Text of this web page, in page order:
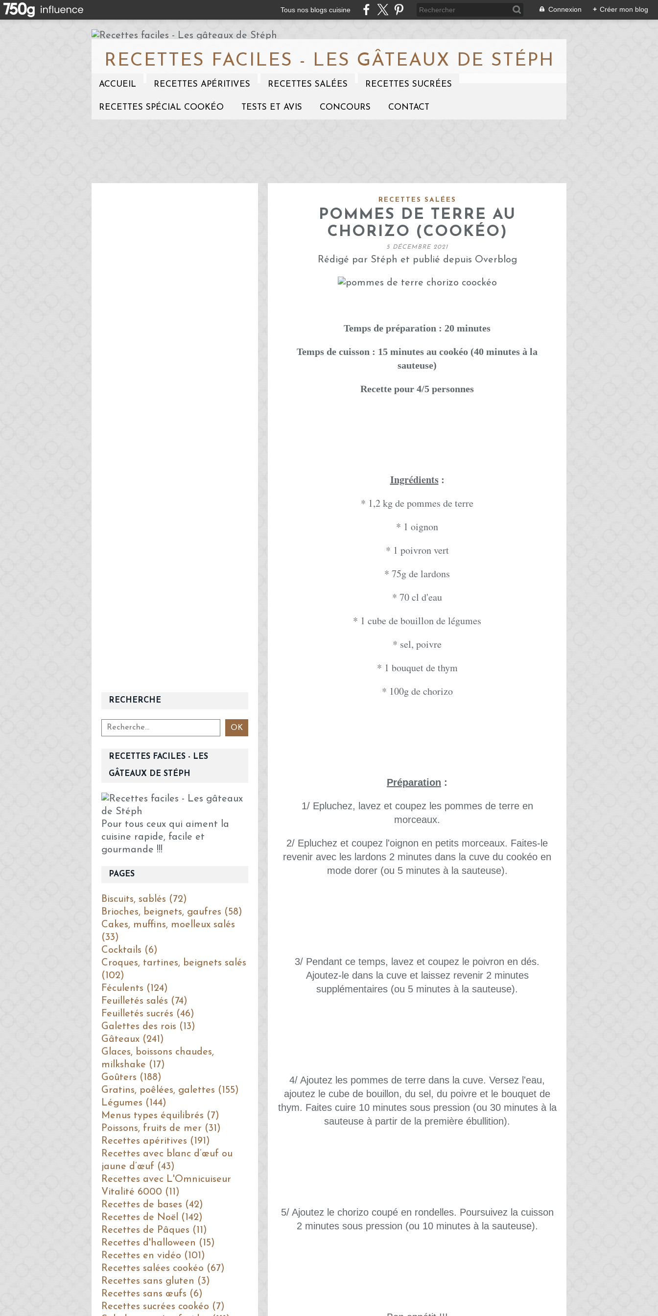
Tous nos blogs cuisine Connexion + Créer mon blog
RECETTES FACILES - LES GÂTEAUX DE STÉPH
ACCUEIL RECETTES APÉRITIVES RECETTES SALÉES RECETTES SUCRÉES
RECETTES SPÉCIAL COOKÉO TESTS ET AVIS CONCOURS CONTACT
RECETTES SALÉES
POMMES DE TERRE AU
CHORIZO (COOKÉO)
5 DÉCEMBRE 2021
Rédigé par Stéph et publié depuis Overblog
Temps de préparation : 20 minutes
Temps de cuisson : 15 minutes au cookéo (40 minutes à la
sauteuse)
Recette pour 4/5 personnes
Ingrédients:
* 1,2 kg de pommes de terre
* 1 oignon
* 1 poivron vert
* 75g de lardons
* 70 cl d'eau
* 1 cube de bouillon de légumes
* sel, poivre
* 1 bouquet de thym
* 100g de chorizo
Préparation :
1/ Epluchez, lavez et coupez les pommes de terre en
morceaux.
2/ Epluchez et coupez l'oignon en petits morceaux. Faites-le
revenir avec les lardons 2 minutes dans la cuve du cookéo en
mode dorer (ou 5 minutes à la sauteuse).
3/ Pendant ce temps, lavez et coupez le poivron en dés.
Ajoutez-le dans la cuve et laissez revenir 2 minutes
supplémentaires (ou 5 minutes à la sauteuse).
4/ Ajoutez les pommes de terre dans la cuve. Versez l'eau,
ajoutez le cube de bouillon, du sel, du poivre et le bouquet de
thym. Faites cuire 10 minutes sous pression (ou 30 minutes à la
sauteuse à partir de la première ébullition).
5/ Ajoutez le chorizo coupé en rondelles. Poursuivez la cuisson
2 minutes sous pression (ou 10 minutes à la sauteuse).
RECHERCHE
RECETTES FACILES - LES
GÂTEAUX DE STÉPH
Pour tous ceux qui aiment la
cuisine rapide, facile et
gourmande !!!
PAGES
Biscuits, sablés (72)
Brioches, beignets, gaufres (58)
Cakes, muffins, moelleux salés
(33)
Cocktails (6)
Croques, tartines, beignets salés
(102)
Féculents (124)
Feuilletés salés (74)
Feuilletés sucrés (46)
Galettes des rois (13)
Gâteaux (241)
Glaces, boissons chaudes,
milkshake (17)
Goûters (188)
Gratins, poêlées, galettes (155)
Légumes (144)
Menus types équilibrés (7)
Poissons, fruits de mer (31)
Recettes apéritives (191)
Recettes avec blanc d’œuf ou
jaune d’œuf (43)
Recettes avec L'Omnicuiseur
Vitalité 6000 (11)
Recettes de bases (42)
Recettes de Noël (142)
Recettes de Pâques (11)
Recettes d'halloween (15)
Recettes en vidéo (101)
Recettes salées cookéo (67)
Recettes sans gluten (3)
Recettes sans œufs (6)
Recettes sucrées cookéo (7)